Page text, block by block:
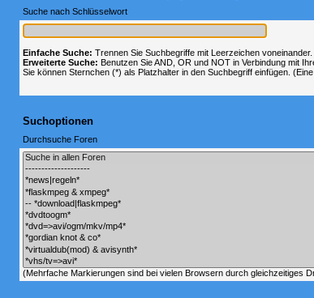
Suche nach Schlüsselwort
Einfache Suche: Trennen Sie Suchbegriffe mit Leerzeichen voneinander.
Erweiterte Suche: Benutzen Sie AND, OR und NOT in Verbindung mit
Sie können Sternchen (*) als Platzhalter in den Suchbegriff einfügen.
Suchoptionen
Durchsuche Foren
(Mehrfache Markierungen sind bei vielen Browsern durch gleichzeitiges